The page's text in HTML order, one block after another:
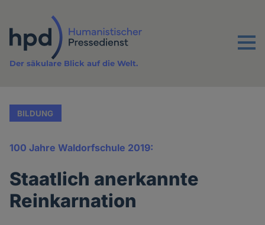
Inhalt
Menu
Der säkulare Blick auf die Welt.
BILDUNG
100 Jahre Waldorfschule 2019:
Staatlich anerkannte
Reinkarnation